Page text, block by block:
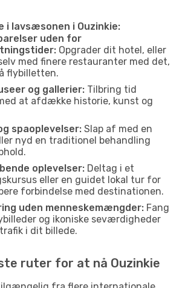
i lavsæsonen i Ouzinkie:
uden for
Opgrader dit hotel, eller
med finere restauranter med det,
flybilletten.
og gallerier: Tilbring tid
at afdække historie, kunst og
spaoplevelser: Slap af med en
nyd en traditionel behandling
oplevelser: Deltag i et
eller en guidet lokal tur for
forbindelse med destinationen.
uden menneskemængder: Fang
og ikoniske seværdigheder
i dit billede.
ruter for at nå Ouzinkie